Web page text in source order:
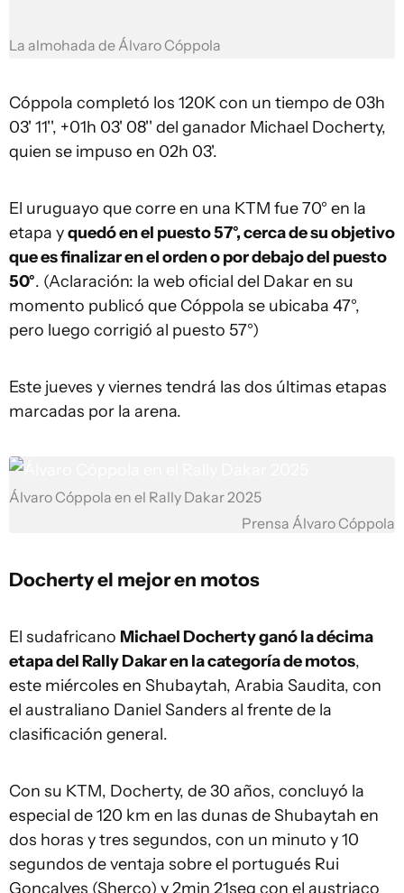
La almohada de Álvaro Cóppola
Cóppola completó los 120K con un tiempo de 03h
03' 11'', +01h 03' 08'' del ganador Michael Docherty,
quien se impuso en 02h 03'.
El uruguayo que corre en una KTM fue 70° en la
etapa yquedó en el puesto 57°, cerca de su objetivo
que es finalizar en el orden o por debajo del puesto
50°. (Aclaración: la web oficial del Dakar en su
momento publicó que Cóppola se ubicaba 47°,
pero luego corrigió al puesto 57°)
Este jueves y viernes tendrá las dos últimas etapas
marcadas por la arena.
Álvaro Cóppola en el Rally Dakar 2025
Prensa Álvaro Cóppola
Docherty el mejor en motos
El sudafricano Michael Docherty ganó la décima
etapa del Rally Dakar en la categoría de motos,
este miércoles en Shubaytah, Arabia Saudita, con
el australiano Daniel Sanders al frente de la
clasificación general.
Con su KTM, Docherty, de 30 años, concluyó la
especial de 120 km en las dunas de Shubaytah en
dos horas y tres segundos, con un minuto y 10
segundos de ventaja sobre el portugués Rui
Gonçalves (Sherco) y 2min 21seg con el austriaco